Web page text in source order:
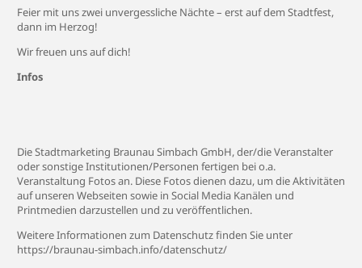
Feier mit uns zwei unvergessliche Nächte – erst auf dem Stadtfest,
dann im Herzog!
Wir freuen uns auf dich!
Infos
Die Stadtmarketing Braunau Simbach GmbH, der/die Veranstalter
oder sonstige Institutionen/Personen fertigen bei o.a.
Veranstaltung Fotos an. Diese Fotos dienen dazu, um die Aktivitäten
auf unseren Webseiten sowie in Social Media Kanälen und
Printmedien darzustellen und zu veröffentlichen.
Weitere Informationen zum Datenschutz finden Sie unter
https://braunau-simbach.info/datenschutz/